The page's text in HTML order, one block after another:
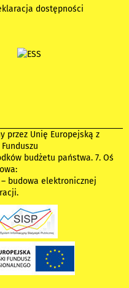
dostępności
przez Unię Europejską z
budżetu państwa. 7. Oś
budowa elektronicznej